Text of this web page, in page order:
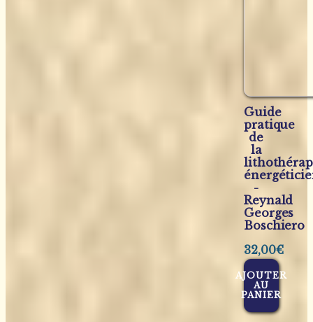
Guide
pratique
de
la
-
Reynald
Georges
Boschiero
32,00€
AJOUTER
AU
PANIER